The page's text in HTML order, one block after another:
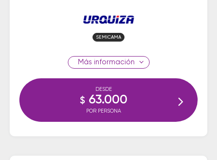
SEMICAMA
información
DESDE
$ 63.000
POR PERSONA